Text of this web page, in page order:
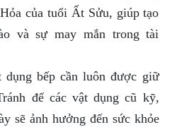
của tuổi Ất Sửu, giúp tạo
và sự may mắn trong tài
dụng bếp cần luôn được giữ
để các vật dụng cũ kỹ,
sẽ ảnh hưởng đến sức khỏe